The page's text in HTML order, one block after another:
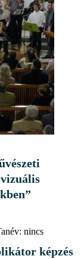
nincs
képzés